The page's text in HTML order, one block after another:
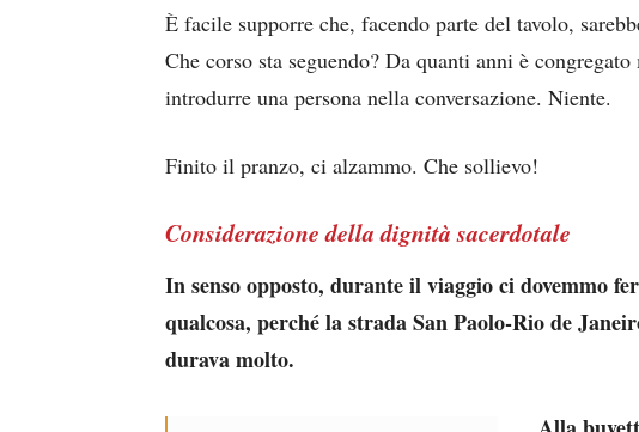
È facile supporre che, facendo parte del tavolo,
Che corso sta seguendo? Da quanti anni è
introdurre una persona nella conversazione. Niente.
Finito il pranzo, ci alzammo. Che sollievo!
Considerazione della dignità sacerdotale
In senso opposto, durante il viaggio ci dovemmo
qualcosa, perché la strada San Paolo-Rio de
durava molto.